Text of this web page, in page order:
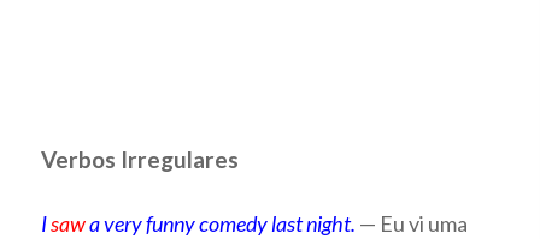
Verbos Irregulares
Isawa very funny comedy last night. — Eu vi uma